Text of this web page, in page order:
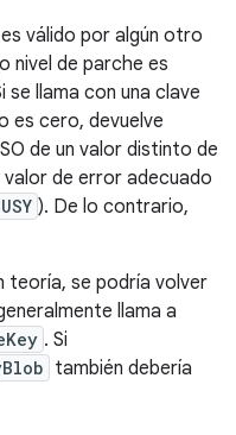
válido por algún otro
nivel de parche es
se llama con una clave
es cero, devuelve
de un valor distinto de
de error adecuado
). De lo contrario,
teoría, se podría volver
llama a
. Si
también debería